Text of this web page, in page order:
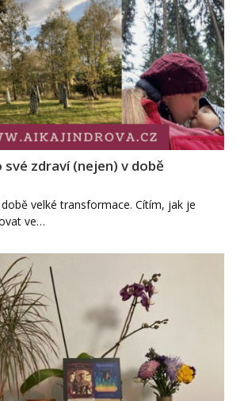
své zdraví (nejen) v době
velké transformace. Cítím, jak je
ve…